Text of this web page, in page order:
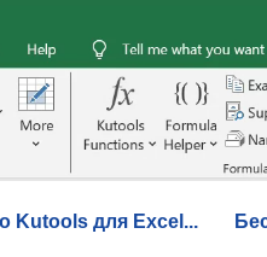
Kutools для Excel...